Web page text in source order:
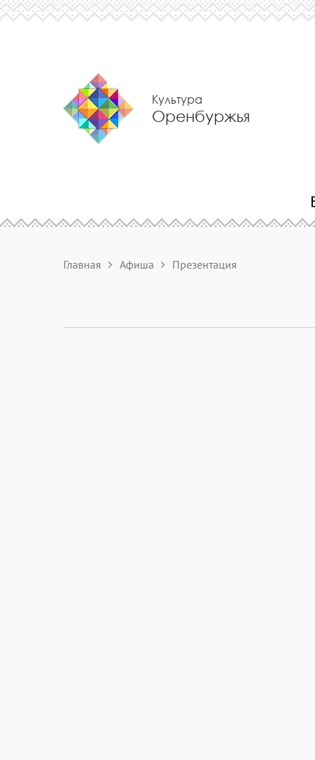
Культура
Оренбуржья
Главная Афиша Презентация